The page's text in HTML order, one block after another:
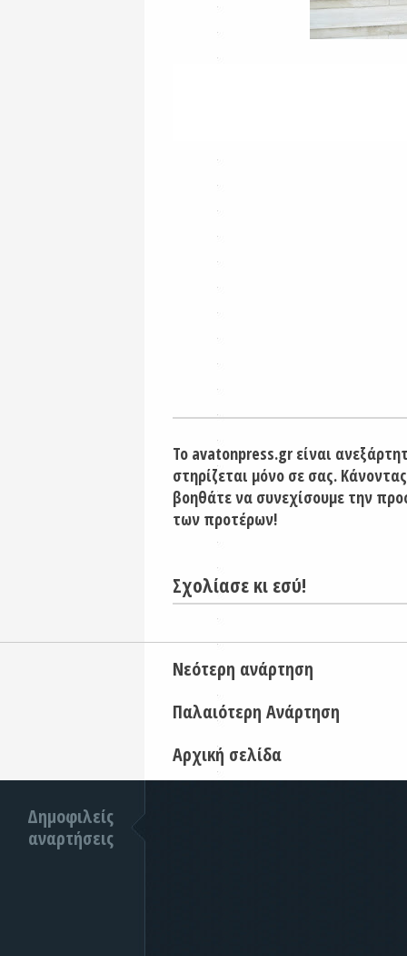
Το avatonpress.gr είναι
στηρίζεται μόνο σε σας.
βοηθάτε να συνεχίσουμε την
των προτέρων!
Σχολίασε κι εσύ!
Νεότερη ανάρτηση
Παλαιότερη Ανάρτηση
Αρχική σελίδα
Δημοφιλείς
αναρτήσεις